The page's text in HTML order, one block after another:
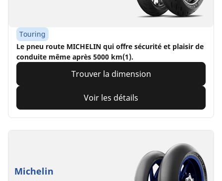
Touring
Le pneu route MICHELIN qui offre sécurité et plaisir de
conduite même après 5000 km(1).
Trouver la dimension
Voir les détails
Michelin